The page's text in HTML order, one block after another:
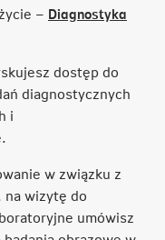
– Diagnostyka
dostęp do
diagnostycznych
i
w związku z
na wizytę do
umówisz